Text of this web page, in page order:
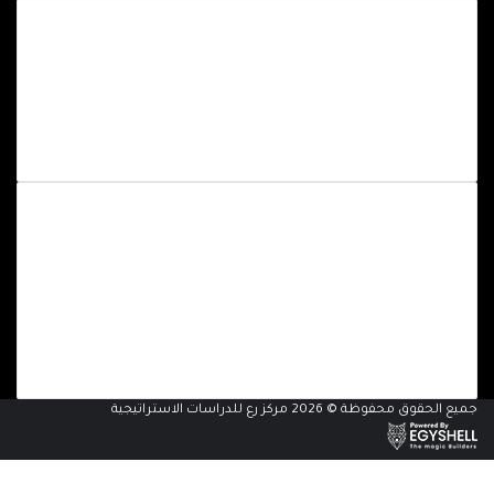
جميع الحقوق محفوظة © 2026 مركز رع للدراسات الاستراتيجية